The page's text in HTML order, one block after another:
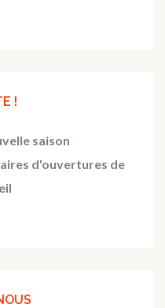
!
saison
d'ouvertures de